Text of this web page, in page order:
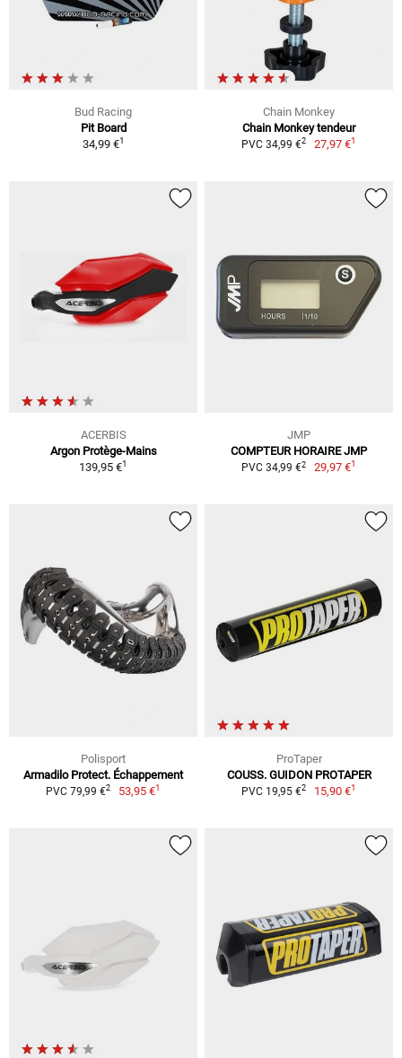
Bud Racing
Pit Board
34,99 €1
Chain Monkey
Chain Monkey tendeur
PVC 34,99 €2 27,97 €1
ACERBIS
Argon Protège-Mains
139,95 €1
JMP
COMPTEUR HORAIRE JMP
PVC 34,99 €2 29,97 €1
Polisport
Armadilo Protect. Échappement
PVC 79,99 €2 53,95 €1
ProTaper
COUSS. GUIDON PROTAPER
PVC 19,95 €2 15,90 €1